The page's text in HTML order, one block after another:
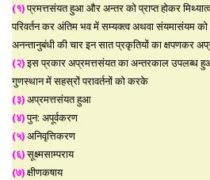
(१)प्रमत्तसंयत हुआ और अन्तर को प्राप्त होकर
परिवर्तन कर अंतिम भव में सम्यक्त्व अथवा संयमासंयम को
अनन्तानुबंधी की चार इन सात प्रकृतियों का क्षपणकर
(२)इस प्रकार अप्रमत्तसंयत का अन्तरकाल उपलब्ध
गुणस्थान में सहस्रों परावर्तनों को करके
(३)अप्रमत्तसंयत हुआ
(४)पुन: अपूर्वकरण
(५)अनिवृत्तिकरण
(६)सूक्ष्मसाम्पराय
(७)क्षीणकषाय